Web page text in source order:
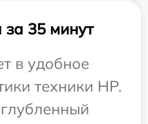
35 минут
в удобное
техники HP.